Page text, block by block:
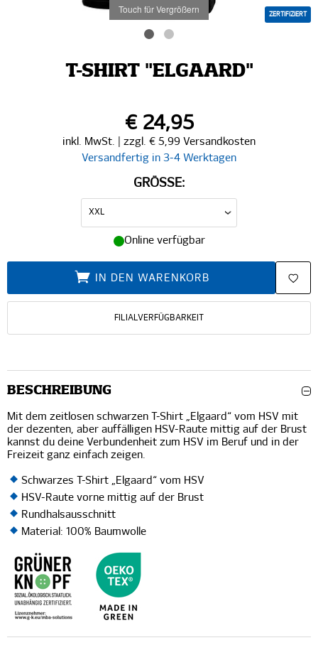
Touch für Vergrößern ZERTIFIZIERT
T-SHIRT "ELGAARD"
€ 24,95
inkl. MwSt. | zzgl. € 5,99 Versandkosten
Versandfertig in 3-4 Werktagen
GRÖSSE:
Online verfügbar
IN DEN WARENKORB
FILIALVERFÜGBARKEIT
BESCHREIBUNG
Mit dem zeitlosen schwarzen T-Shirt „Elgaard“ vom HSV mit
der dezenten, aber auffälligen HSV-Raute mittig auf der Brust
kannst du deine Verbundenheit zum HSV im Beruf und in der
Freizeit ganz einfach zeigen.
Schwarzes T-Shirt „Elgaard“ vom HSV
HSV-Raute vorne mittig auf der Brust
Rundhalsausschnitt
Material: 100% Baumwolle